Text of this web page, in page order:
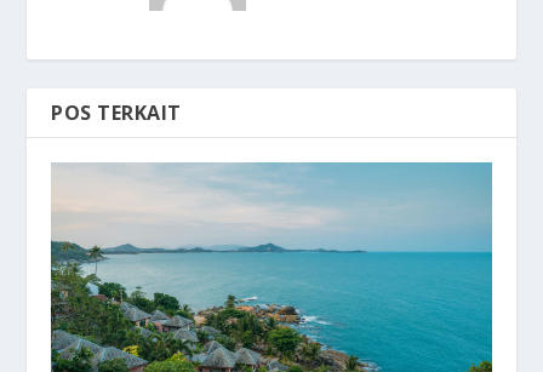
POS TERKAIT